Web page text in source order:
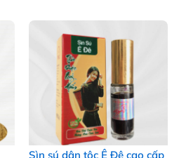
Sìn sú dân tộc Ê Đê cao cấp